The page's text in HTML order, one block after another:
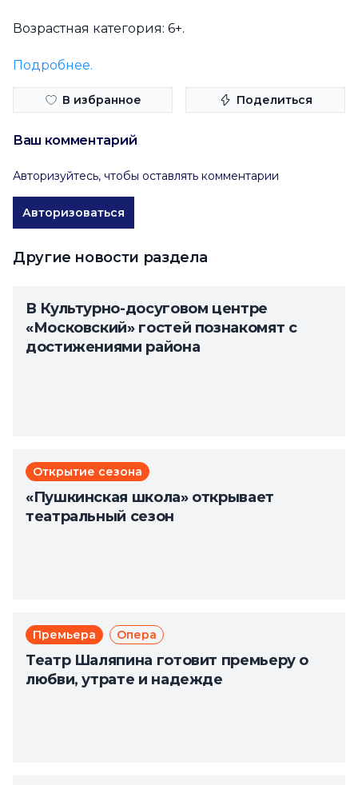
Возрастная категория: 6+.
Подробнее.
В избранное Поделиться
Ваш комментарий
Авторизуйтесь, чтобы оставлять комментарии
Авторизоваться
Другие новости раздела
В Культурно-досуговом центре
«Московский» гостей познакомят с
достижениями района
Открытие сезона
«Пушкинская школа» открывает
театральный сезон
Премьера Опера
Театр Шаляпина готовит премьеру о
любви, утрате и надежде